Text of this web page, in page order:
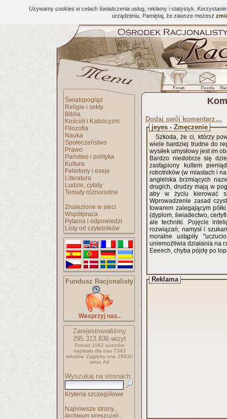
Używamy cookies w celach świadczenia usług, reklamy i statystyk.
urządzeniu. Pamiętaj, że zawsze możesz
Światopogląd
Religie i sekty
Biblia
Kościół i Katolicyzm
Filozofia
Nauka
Społeczeństwo
Prawo
Państwo i polityka
Kultura
Felietony i eseje
Literatura
Ludzie, cytaty
Tematy różnorodne
Znalezione w sieci
Współpraca
Pytania i odpowiedzi
Listy od czytelników
Fundusz Racjonalisty
Wesprzyj nas..
Zarejestrowaliśmy
295.313.836wizyt
Ponad 1062 autorów
napisało dla nas 7343
tekstów. Zajęłyby one 28930
stron A4
Wyszukaj na stronach:
Kryteria szczegółowe
Najnowsze strony..
Archiwum streszczeń..
Dodaj swój komentarz…
jeyes - Zmęczenie
Szkoda, że ci, którzy
wiele bardziej trudne do
wysiłek umysłowy jest im
Bardzo niedobrze się
zastąpiony kultem
robotników (w miastach i
angielska brzmiących
drugich, drudzy mają w
aby w życiu kierować
Wprowadzenie zasad
towarem zalegającym
(dyplom, świadectwo,
ale techniki. Pojęcie
rozwiązań; namysł i
moralne ustąpiły
uniemożliwia działania na
Eeeech, chyba pójdę po
Reklama